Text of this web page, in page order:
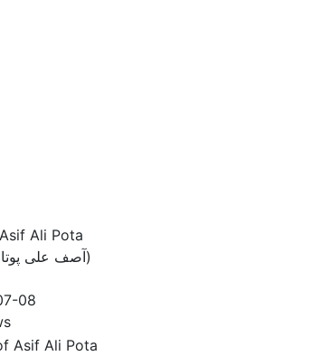
Ali Pota
(آصف علی پوتا کی وفات)
08